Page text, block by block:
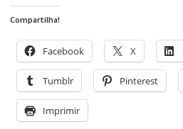
Compartilha!
Facebook X
Tumblr Pinterest
Imprimir